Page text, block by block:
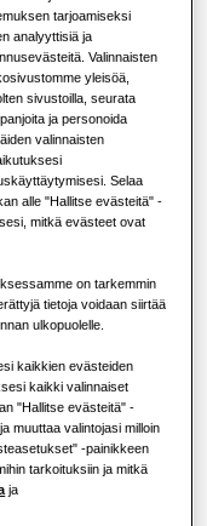
se
tarjoamiseksi
analyyttisiä ja
Valinnaisten
yleisöä,
sivustoilla, seurata
ja personoida
valinnaisten
Selaa
alle "Hallitse evästeitä" -
mitkä evästeet ovat
on tarkemmin
tietoja voidaan siirtää
ulkopuolelle.
kaikkien evästeiden
kaikki valinnaiset
"Hallitse evästeitä" -
muuttaa valintojasi milloin
-painikkeen
tarkoituksiin ja mitkä
ja